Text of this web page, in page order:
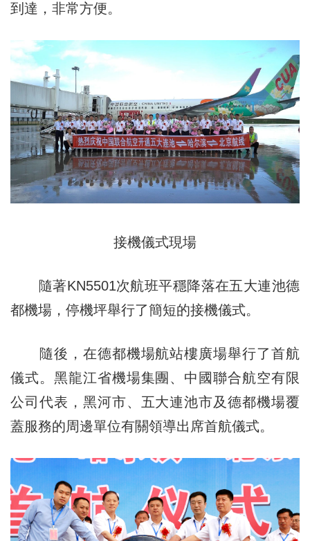
到達，非常方便。
接機儀式現場
隨著KN5501次航班平穩降落在五大連池德
都機場，停機坪舉行了簡短的接機儀式。
隨後，在德都機場航站樓廣場舉行了首航
儀式。黑龍江省機場集團、中國聯合航空有限
公司代表，黑河市、五大連池市及德都機場覆
蓋服務的周邊單位有關領導出席首航儀式。